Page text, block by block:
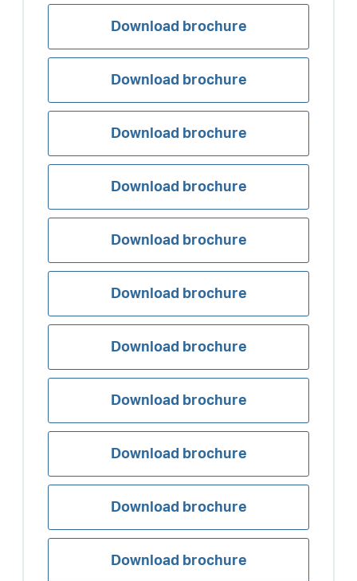
Download brochure
Download brochure
Download brochure
Download brochure
Download brochure
Download brochure
Download brochure
Download brochure
Download brochure
Download brochure
Download brochure